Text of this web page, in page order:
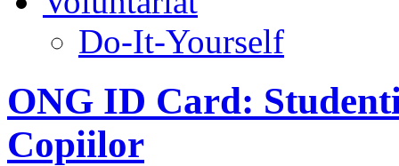
Do-It-Yourself
ONG ID Card:
Copiilor